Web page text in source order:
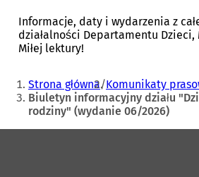
t
w
i
a
s
i
ę
Informacje, daty i wydarzenia z
działalności Departamentu Dzieci,
Miłej lektury!
Jesteś
tutaj:
Strona główna Komunikaty
Biuletyn informacyjny działu
rodziny" (wydanie 06/2026)